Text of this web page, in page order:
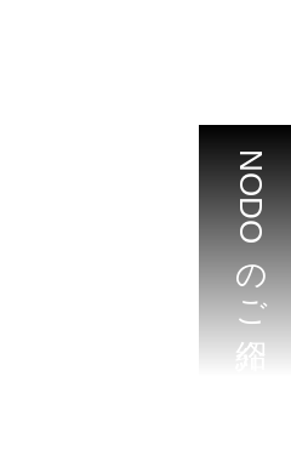
NODOのご紹介